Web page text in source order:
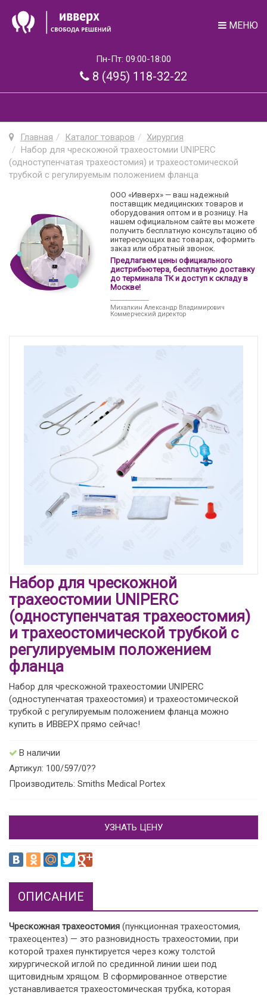
МЕНЮ
Пн-Пт: 09:00-18:00
8 (495) 118-32-22
Главная Каталог товаров
Хирургия
Набор для чрескожной трахеостомии UNIPERC
(одноступенчатая трахеостомия) и трахеостомической
трубкой с регулируемым положением фланца
ООО «Ивверх» — ваш надежный
поставщик медицинских товаров и
оборудования оптом и в розницу. На
нашем официальном сайте вы можете
получить бесплатную консультацию об
интересующих вас товарах, оформить
заказ или обратный звонок.
Предлагаем цены официального
дистрибьютера, бесплатную доставку
до терминала ТК и доступ к складу в
Москве!
Михалкин Александр Владимирович
Коммерческий директор
Набор для чрескожной
трахеостомии UNIPERC
(одноступенчатая трахеостомия)
и трахеостомической трубкой с
регулируемым положением
фланца
Набор для чрескожной трахеостомии UNIPERC
(одноступенчатая трахеостомия) и трахеостомической
трубкой с регулируемым положением фланца можно
купить в ИВВЕРХ прямо сейчас!
В наличии
Артикул: 100/597/0??
Производитель: Smiths Medical Portex
УЗНАТЬ ЦЕНУ
ОПИСАНИЕ
Чрескожная трахеостомия (пункционная трахеостомия,
трахеоцентез) — это разновидность трахеостомии, при
которой трахея пунктируется через кожу толстой
хирургической иглой по срединной линии шеи под
щитовидным хрящом. В сформированное отверстие
устанавливается трахеостомическая трубка, которая